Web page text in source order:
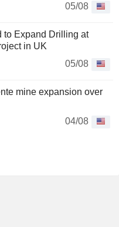
05/08
to Expand Drilling at
in UK
05/08
mine expansion over
04/08